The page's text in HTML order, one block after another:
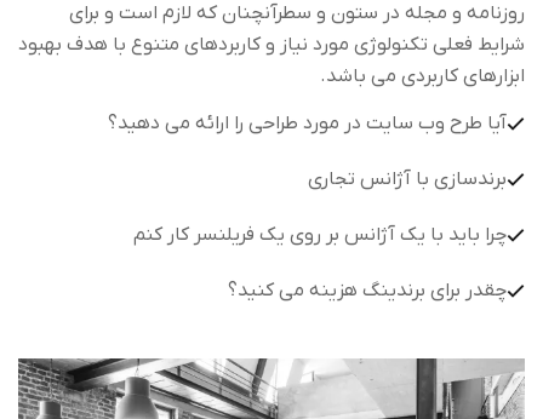
روزنامه و مجله در ستون و سطرآنچنان که لازم است و برای
شرایط فعلی تکنولوژی مورد نیاز و کاربردهای متنوع با هدف بهبود
ابزارهای کاربردی می باشد.
آیا طرح وب سایت در مورد طراحی را ارائه می دهید؟
برندسازی با آژانس تجاری
چرا باید با یک آژانس بر روی یک فریلنسر کار کنم
چقدر برای برندینگ هزینه می کنید؟